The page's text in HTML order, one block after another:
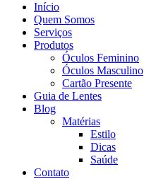
Início
Quem Somos
Serviços
Produtos
Óculos Feminino
Óculos Masculino
Cartão Presente
Guia de Lentes
Blog
Matérias
Estilo
Dicas
Saúde
Contato